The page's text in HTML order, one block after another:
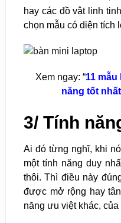
hay các đồ vật linh
chọn mẫu có diện tích
Xem ngay: “11
năng tốt
3/ Tính
Ai đó từng nghĩ, khi
một tính năng duy
thôi. Thì điều này
được mở rộng hay
năng ưu việt khác,